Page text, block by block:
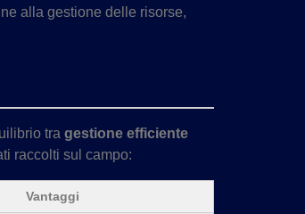
alla gestione delle risorse,
tra gestione efficiente
raccolti sul campo:
Vantaggi